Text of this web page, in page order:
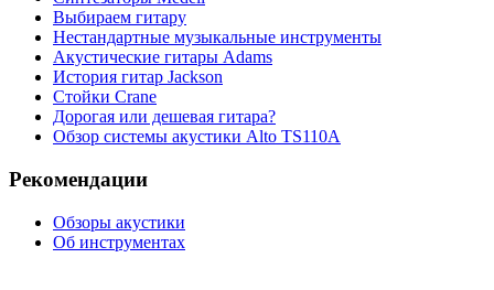
Выбираем гитару
Нестандартные музыкальные инструменты
Акустические гитары Adams
История гитар Jackson
Стойки Crane
Дорогая или дешевая гитара?
Обзор системы акустики Alto TS110A
Рекомендации
Обзоры акустики
Об инструментах